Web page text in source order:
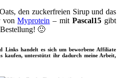
den zuckerfreien Sirup und das
vonMyprotein – mitPascal15 gibt
🙂
Links handelt es sich um beworbene Affiliate
kaufen, unterstützt ihr dadurch meine Arbeit,